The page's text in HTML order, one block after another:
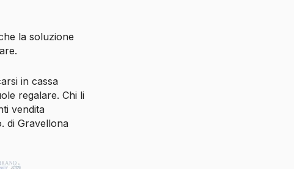
la soluzione
in cassa
regalare. Chi li
vendita
di Gravellona